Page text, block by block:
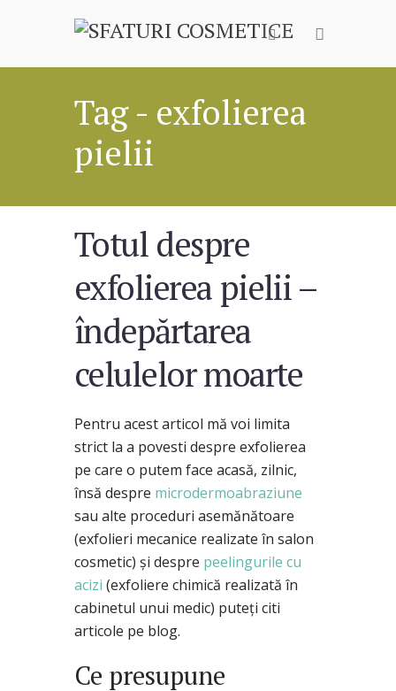
Tag - exfolierea
pielii
Totul despre
exfolierea pielii –
îndepărtarea
celulelor moarte
Pentru acest articol mă voi limita
strict la a povesti despre exfolierea
pe care o putem face acasă, zilnic,
însă despre microdermoabraziune
sau alte proceduri asemănătoare
(exfolieri mecanice realizate în salon
cosmetic) şi despre peelingurile cu
acizi (exfoliere chimică realizată în
cabinetul unui medic) puteţi citi
articole pe blog.
Ce presupune